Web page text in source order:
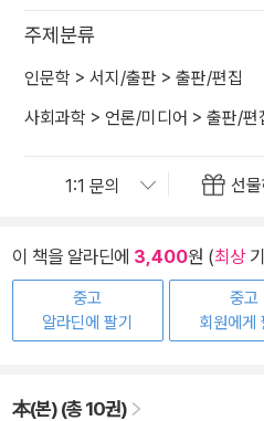
주제분류
인문학 > 서지/출판 > 출판/편집
사회과학 > 언론/미디어 > 출판/편
선
이 책을 알라딘에 3,400원 (최상
중고
알라딘에 팔기
중고
회원에게
本(본) (총 10권)